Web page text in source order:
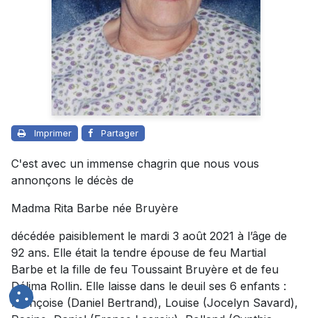
Imprimer Partager
C'est avec un immense chagrin que nous vous
annonçons le décès de
Madma Rita Barbe née Bruyère
décédée paisiblement le mardi 3 août 2021 à l’âge de
92 ans. Elle était la tendre épouse de feu Martial
Barbe et la fille de feu Toussaint Bruyère et de feu
Délima Rollin. Elle laisse dans le deuil ses 6 enfants :
Françoise (Daniel Bertrand), Louise (Jocelyn Savard),